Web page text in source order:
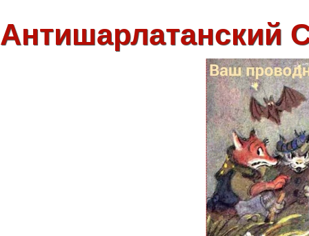
Антишарлатанский